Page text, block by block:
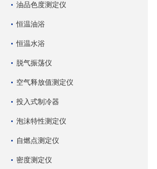
油品色度测定仪
恒温油浴
恒温水浴
脱气振荡仪
空气释放值测定仪
投入式制冷器
泡沫特性测定仪
自燃点测定仪
密度测定仪